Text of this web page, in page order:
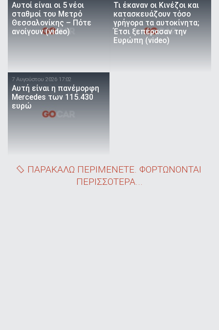
Αυτοί είναι οι 5 νέοι
σταθμοί του Μετρό
Θεσσαλονίκης – Πότε
ανοίγουν (video)
Τι έκαναν οι Κινέζοι και
κατασκευάζουν τόσο
γρήγορα τα αυτοκίνητα;
Έτσι ξεπέρασαν την
Ευρώπη (video)
7 Αυγούστου 2026 17:02
Αυτή είναι η πανέμορφη
Mercedes των 115.430
ευρώ
ΠΑΡΑΚΑΛΩ ΠΕΡΙΜΕΝΕΤΕ. ΦΟΡΤΩΝΟΝΤΑΙ
ΠΕΡΙΣΣΟΤΕΡΑ...